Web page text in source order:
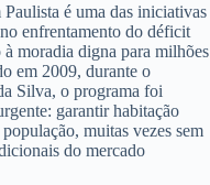
é uma das iniciativas
enfrentamento do déficit
moradia digna para milhões
em 2009, durante o
Silva, o programa foi
garantir habitação
muitas vezes sem
do mercado